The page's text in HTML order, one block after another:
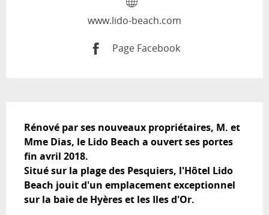
www.lido-beach.com
Page Facebook
Rénové par ses nouveaux propriétaires, M. et
Mme Dias, le Lido Beach a ouvert ses portes
fin avril 2018.
Situé sur la plage des Pesquiers, l'Hôtel Lido
Beach jouit d'un emplacement exceptionnel
sur la baie de Hyères et les Iles d'Or.